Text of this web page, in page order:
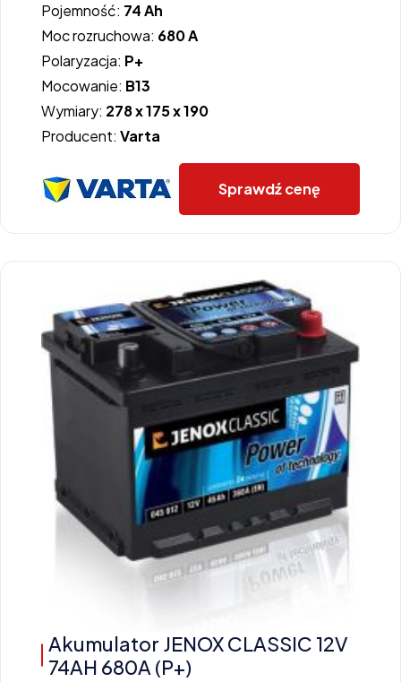
Pojemność: 74 Ah
Moc rozruchowa: 680 A
Polaryzacja: P+
Mocowanie: B13
Wymiary: 278 x 175 x 190
Producent: Varta
Sprawdź cenę
Akumulator JENOX CLASSIC 12V
74AH 680A (P+)